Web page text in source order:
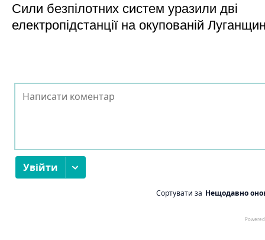
Сили безпілотних систем уразили дві
електропідстанції на окупованій